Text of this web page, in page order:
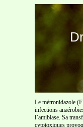
Le métronidazole
infections
l’amibiase. Sa
cytotoxiques